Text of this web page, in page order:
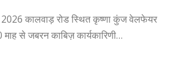
कालवाड़ रोड स्थित कृष्णा कुंज वेलफेयर
से जबरन काबिज़ कार्यकारिणी…